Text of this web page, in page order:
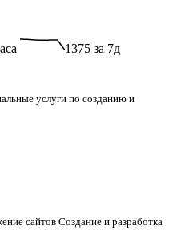
1375 за 7д
услуги по созданию и
сайтов Создание и разработка